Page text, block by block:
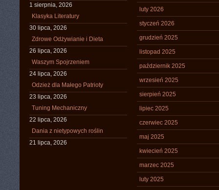
1 sierpnia, 2026
Klasyka Literatury
30 lipca, 2026
Zdrowe Odżywianie i Dieta
26 lipca, 2026
Waszym Spojrzeniem
24 lipca, 2026
Odzież dla Małego Patrioty
23 lipca, 2026
Tuning Mechaniczny
22 lipca, 2026
Dania z nietypowych roślin
21 lipca, 2026
luty 2026
styczeń 2026
grudzień 2025
listopad 2025
październik 2025
wrzesień 2025
sierpień 2025
lipiec 2025
czerwiec 2025
maj 2025
kwiecień 2025
marzec 2025
luty 2025